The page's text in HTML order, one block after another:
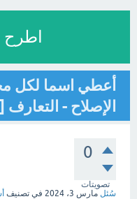
اطرح
أعطي اسما لكل
الإصلاح - التعارف
0
تصويتات
سُئل مارس 3، 2024 في تصنيف